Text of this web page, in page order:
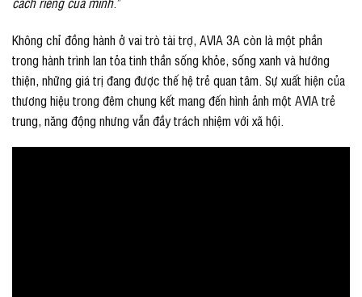
Không chỉ đồng hành ở vai trò tài trợ, AVIA 3A còn là một phần
trong hành trình lan tỏa tinh thần sống khỏe, sống xanh và hướng
thiện, những giá trị đang được thế hệ trẻ quan tâm. Sự xuất hiện của
thương hiệu trong đêm chung kết mang đến hình ảnh một AVIA trẻ
trung, năng động nhưng vẫn đầy trách nhiệm với xã hội.